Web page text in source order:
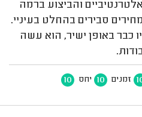
והביצוע ברמה
סבירים בהחלט בעיניי.
כבר באופן ישיר, הוא עשה
זמנים 10 יחס 10